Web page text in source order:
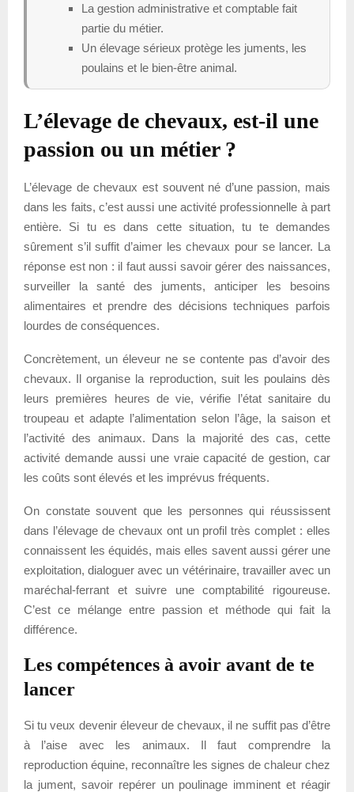
La gestion administrative et comptable fait
partie du métier.
Un élevage sérieux protège les juments, les
poulains et le bien-être animal.
L’élevage de chevaux, est-il une
passion ou un métier ?
L’élevage de chevaux est souvent né d’une passion, mais
dans les faits, c’est aussi une activité professionnelle à part
entière. Si tu es dans cette situation, tu te demandes
sûrement s’il suffit d’aimer les chevaux pour se lancer. La
réponse est non : il faut aussi savoir gérer des naissances,
surveiller la santé des juments, anticiper les besoins
alimentaires et prendre des décisions techniques parfois
lourdes de conséquences.
Concrètement, un éleveur ne se contente pas d’avoir des
chevaux. Il organise la reproduction, suit les poulains dès
leurs premières heures de vie, vérifie l’état sanitaire du
troupeau et adapte l’alimentation selon l’âge, la saison et
l’activité des animaux. Dans la majorité des cas, cette
activité demande aussi une vraie capacité de gestion, car
les coûts sont élevés et les imprévus fréquents.
On constate souvent que les personnes qui réussissent
dans l’élevage de chevaux ont un profil très complet : elles
connaissent les équidés, mais elles savent aussi gérer une
exploitation, dialoguer avec un vétérinaire, travailler avec un
maréchal-ferrant et suivre une comptabilité rigoureuse.
C’est ce mélange entre passion et méthode qui fait la
différence.
Les compétences à avoir avant de te
lancer
Si tu veux devenir éleveur de chevaux, il ne suffit pas d’être
à l’aise avec les animaux. Il faut comprendre la
reproduction équine, reconnaître les signes de chaleur chez
la jument, savoir repérer un poulinage imminent et réagir